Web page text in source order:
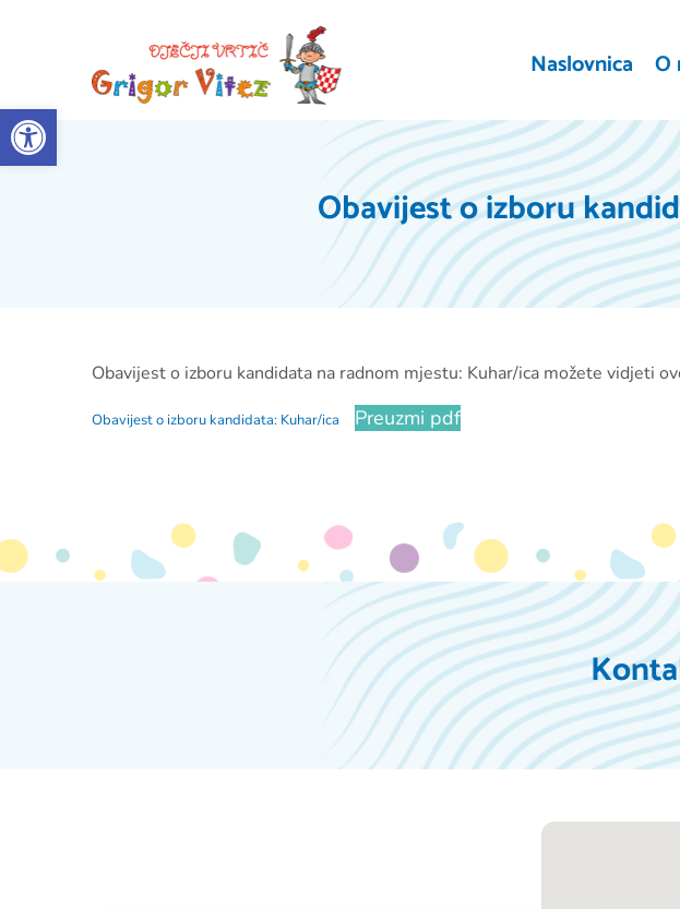
Open toolbar
Naslovnica O
Obavijest o izboru
Obavijest o izboru kandidata na radnom mjestu: Kuhar/ica možete vidjeti
Obavijest o izboru kandidata: Kuhar/ica Preuzmi pdf